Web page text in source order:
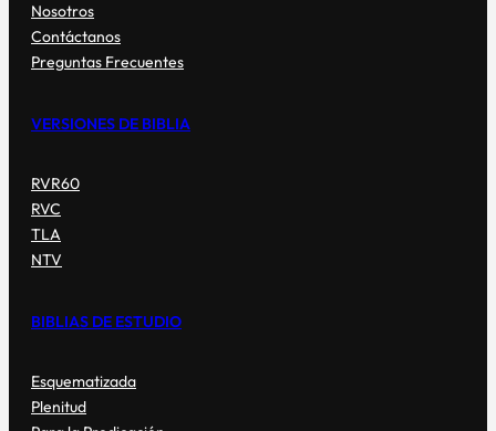
Nosotros
Contáctanos
Preguntas Frecuentes
VERSIONES DE BIBLIA
RVR60
RVC
TLA
NTV
BIBLIAS DE ESTUDIO
Esquematizada
Plenitud